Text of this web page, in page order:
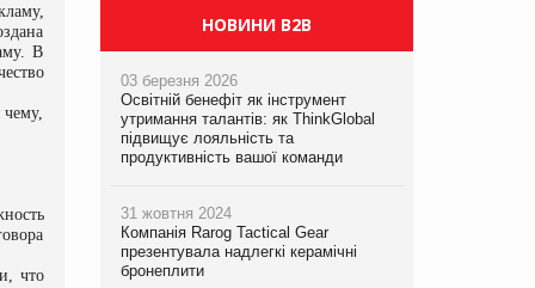
В
что
НОВИНИ B2B
03 березня 2026
Освітній бенефіт як інструмент
утримання талантів: як ThinkGlobal
підвищує лояльність та
продуктивність вашої команди
31 жовтня 2024
Компанія Rarog Tactical Gear
презентувала надлегкі керамічні
бронеплити